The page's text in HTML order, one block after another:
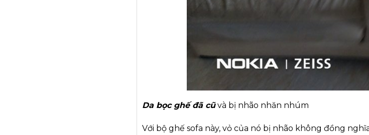
Da bọc ghế đã cũvà bị nhão nhăn nhúm
Với bộ ghế sofa này, vỏ của nó bị nhão không đồng